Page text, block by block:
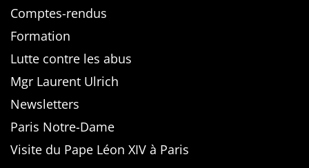
Comptes-rendus
Formation
Lutte contre les abus
Mgr Laurent Ulrich
Newsletters
Paris Notre-Dame
Visite du Pape Léon XIV à Paris